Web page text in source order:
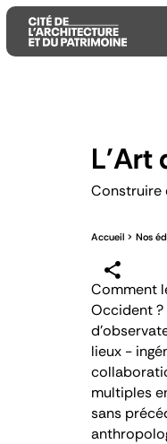
L'Art
Construire
Accueil Nos
Comment
Occident ?
lieux -
multiples
sans